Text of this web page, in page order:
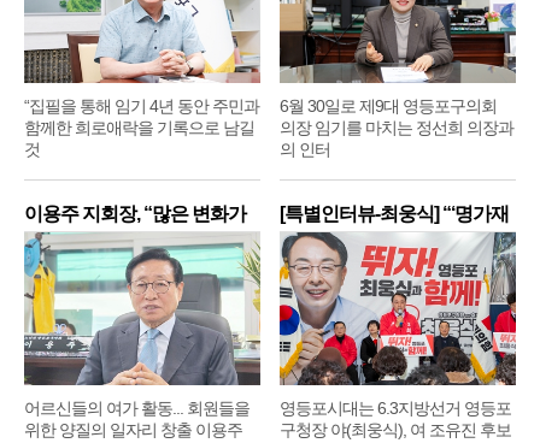
“집필을 통해 임기 4년 동안 주민과
함께한 희로애락을 기록으로 남길
것
6월 30일로 제9대 영등포구의회
의장 임기를 마치는 정선희 의장과
의 인터
이용주 지회장, “많은 변화가
어르신들의 여가 활동... 회원들을
위한 양질의 일자리 창출 이용주
[특별인터뷰-최웅식] “‘명가재
영등포시대는 6.3지방선거 영등포
구청장 야(최웅식), 여 조유진 후보